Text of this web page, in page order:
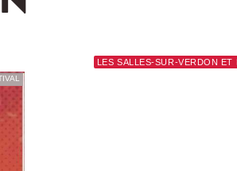
LES SALLES-SUR-VERDON ET